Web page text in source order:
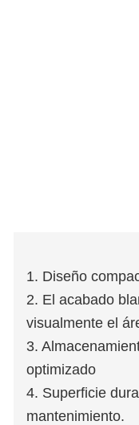
1. Diseño
2. El acabado
visualmente el
3.
optimizado
4. Superficie
mantenimiento.